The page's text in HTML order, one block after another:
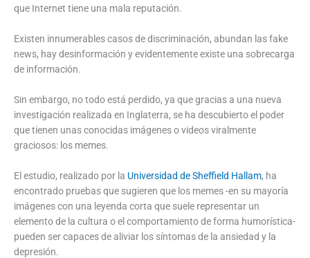
que Internet tiene una mala reputación.
Existen innumerables casos de discriminación, abundan las fake
news, hay desinformación y evidentemente existe una sobrecarga
de información.
Sin embargo, no todo está perdido, ya que gracias a una nueva
investigación realizada en Inglaterra, se ha descubierto el poder
que tienen unas conocidas imágenes o videos viralmente
graciosos: los memes.
El estudio, realizado por la Universidad de Sheffield Hallam, ha
encontrado pruebas que sugieren que los memes -en su mayoría
imágenes con una leyenda corta que suele representar un
elemento de la cultura o el comportamiento de forma humorística-
pueden ser capaces de aliviar los síntomas de la ansiedad y la
depresión.